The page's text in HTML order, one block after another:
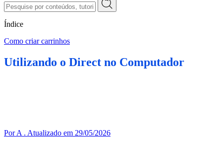
Índice
Como criar carrinhos
Utilizando o Direct no Computador
Por A . Atualizado em 29/05/2026